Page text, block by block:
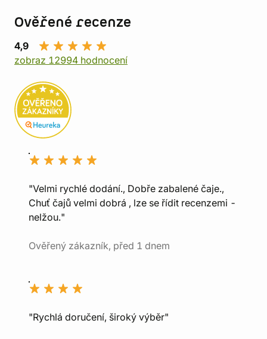
Ověřené recenze
4,9
zobraz 12994 hodnocení
"Velmi rychlé dodání., Dobře zabalené čaje.,
Chuť čajů velmi dobrá , lze se řídit recenzemi -
nelžou."
Ověřený zákazník, před 1 dnem
"Rychlá doručení, široký výběr"